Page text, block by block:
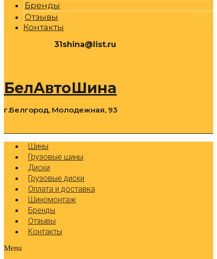
Бренды
Отзывы
Контакты
31shina@list.ru
БелАвтоШина
г.Белгород, Молодежная, 93
Шины
Грузовые шины
Диски
Грузовые диски
Оплата и доставка
Шиномонтаж
Бренды
Отзывы
Контакты
Menu